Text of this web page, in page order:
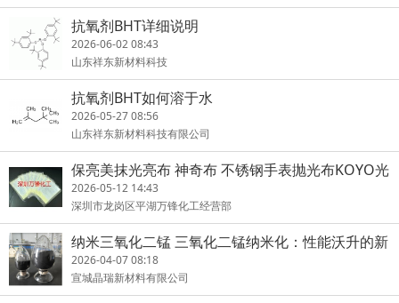
抗氧剂BHT详细说明
2026-06-02 08:43
山东祥东新材料科技
抗氧剂BHT如何溶于水
2026-05-27 08:56
山东祥东新材料科技有限公司
保亮美抹光亮布 神奇布 不锈钢手表抛光布KOYO光
阳社擦拭布
2026-05-12 14:43
深圳市龙岗区平湖万锋化工经营部
纳米三氧化二锰 三氧化二锰纳米化：性能沃升的新
纪元
2026-04-07 08:18
宣城晶瑞新材料有限公司